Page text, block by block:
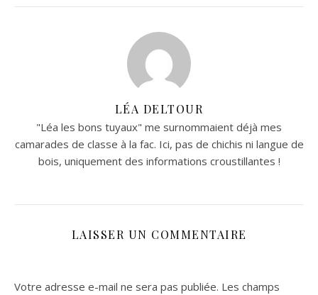
LÉA DELTOUR
"Léa les bons tuyaux" me surnommaient déjà mes
camarades de classe à la fac. Ici, pas de chichis ni langue de
bois, uniquement des informations croustillantes !
LAISSER UN COMMENTAIRE
Votre adresse e-mail ne sera pas publiée. Les champs